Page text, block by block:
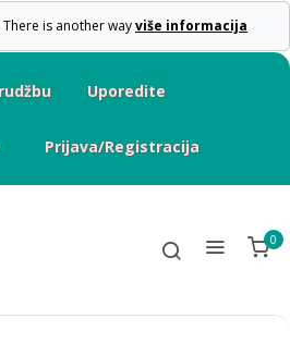
is another wayviše informacija
Uporedite
Prijava/Registracija
0